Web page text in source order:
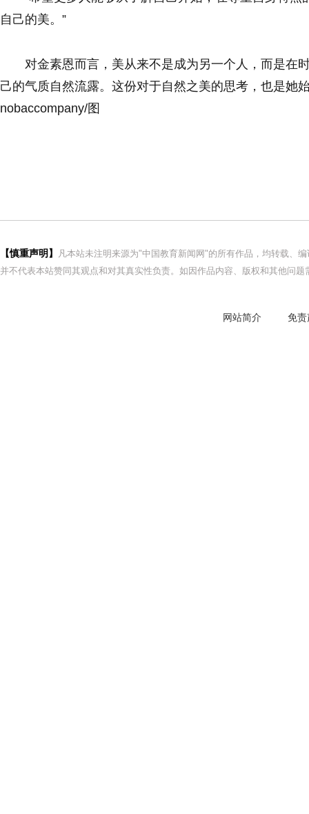
自己的美。”
对金素恩而言，美从来不是成为另一个人，而是在
己的气质自然流露。这份对于自然之美的思考，也是她
nobaccompany/图
【慎重声明】
凡本站未注明来源为"中国教育新闻网"的所有作品，均转载、
并不代表本站赞同其观点和对其真实性负责。如因作品内容、版权和其他问
网站简介 免责